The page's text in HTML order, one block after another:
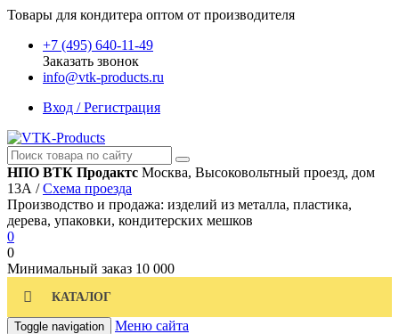
Товары для кондитера оптом от производителя
+7 (495) 640-11-49
Заказать звонок
info@vtk-products.ru
Вход / Регистрация
НПО ВТК Продактс Москва, Высоковольтный проезд, дом
13А /Схема проезда
Производство и продажа: изделий из металла, пластика,
дерева, упаковки, кондитерских мешков
0
0
Минимальный заказ 10 000
КАТАЛОГ
Toggle navigation Меню сайта